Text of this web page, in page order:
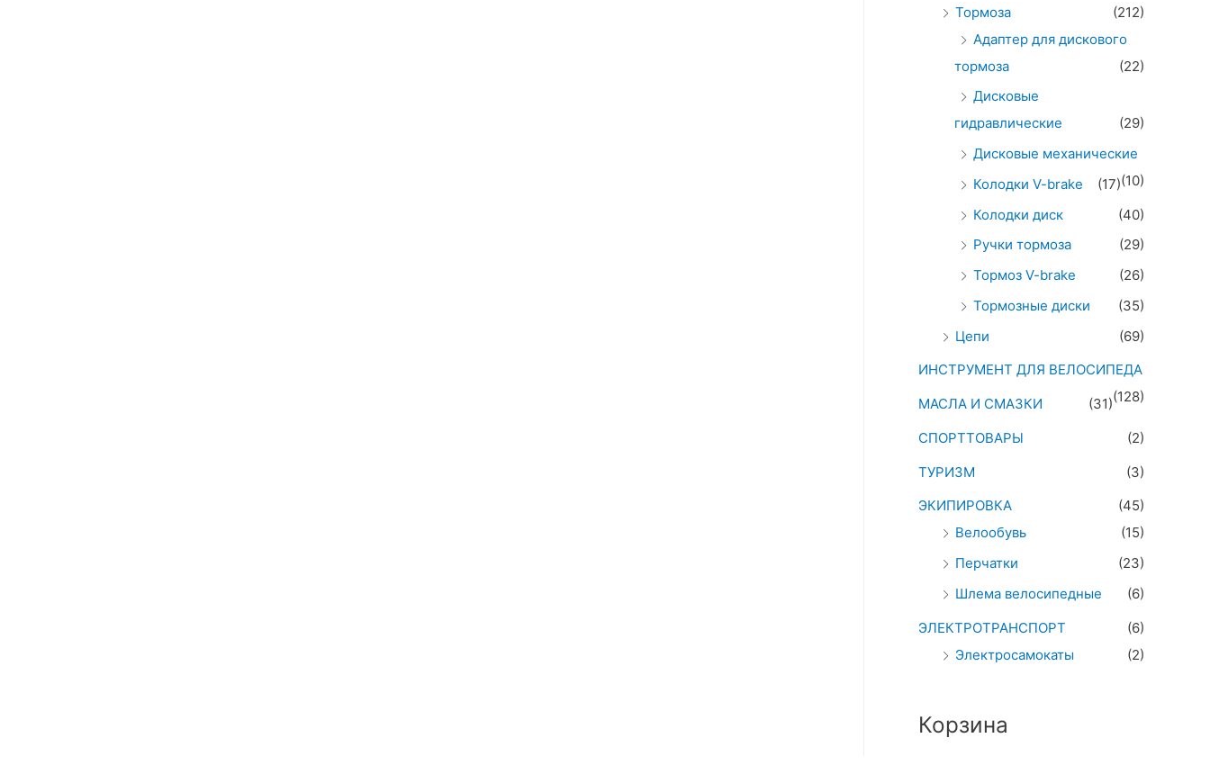
Тормоза
(212)
Адаптер для дискового
тормоза
(22)
Дисковые
гидравлические
(29)
Дисковые механические
(10)
Колодки V-brake
(17)
Колодки диск
(40)
Ручки тормоза
(29)
Тормоз V-brake
(26)
Тормозные диски
(35)
Цепи
(69)
ИНСТРУМЕНТ ДЛЯ ВЕЛОСИПЕДА
(128)
МАСЛА И СМАЗКИ
(31)
СПОРТТОВАРЫ
(2)
ТУРИЗМ
(3)
ЭКИПИРОВКА
(45)
Велообувь
(15)
Перчатки
(23)
Шлема велосипедные
(6)
ЭЛЕКТРОТРАНСПОРТ
(6)
Электросамокаты
(2)
Корзина